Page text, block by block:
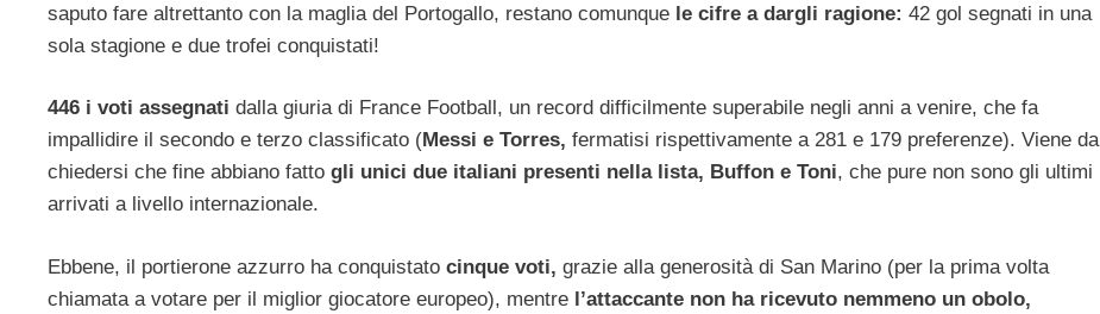
saputo fare altrettanto con la maglia del Portogallo, restano comunque le cifre a dargli ragione: 42 gol segnati in una
sola stagione e due trofei conquistati!
446 i voti assegnati dalla giuria di France Football, un record difficilmente superabile negli anni a venire, che fa
impallidire il secondo e terzo classificato (Messi e Torres, fermatisi rispettivamente a 281 e 179 preferenze). Viene da
chiedersi che fine abbiano fatto gli unici due italiani presenti nella lista, Buffon e Toni, che pure non sono gli ultimi
arrivati a livello internazionale.
Ebbene, il portierone azzurro ha conquistato cinque voti, grazie alla generosità di San Marino (per la prima volta
chiamata a votare per il miglior giocatore europeo), mentre l’attaccante non ha ricevuto nemmeno un obolo,